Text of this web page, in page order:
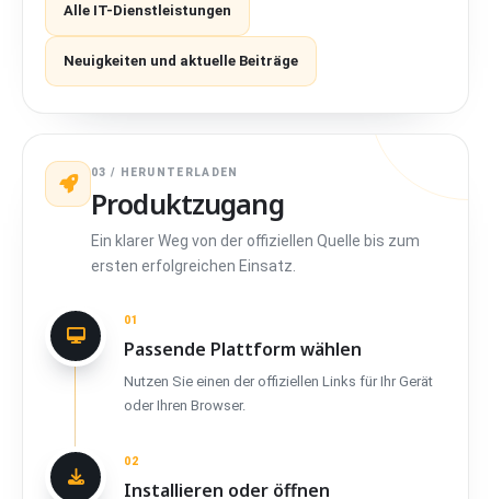
Alle IT-Dienstleistungen
Neuigkeiten und aktuelle Beiträge
03 / HERUNTERLADEN
Produktzugang
Ein klarer Weg von der offiziellen Quelle bis zum
ersten erfolgreichen Einsatz.
01
Passende Plattform wählen
Nutzen Sie einen der offiziellen Links für Ihr Gerät
oder Ihren Browser.
02
Installieren oder öffnen